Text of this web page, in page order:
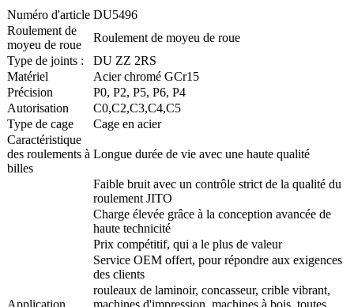
Numéro d'article DU5496
Roulement de
moyeu de roue
Roulement de moyeu de roue
Type de joints :
DU ZZ 2RS
Matériel
Acier chromé GCr15
Précision
P0, P2, P5, P6, P4
Autorisation
C0,C2,C3,C4,C5
Type de cage
Cage en acier
Caractéristique
des roulements à
billes
Longue durée de vie avec une haute qualité
Faible bruit avec un contrôle strict de la qualité du
roulement JITO
Charge élevée grâce à la conception avancée de
haute technicité
Prix ​​compétitif, qui a le plus de valeur
Service OEM offert, pour répondre aux exigences
des clients
Application
rouleaux de laminoir, concasseur, crible vibrant,
machines d'impression, machines à bois, toutes